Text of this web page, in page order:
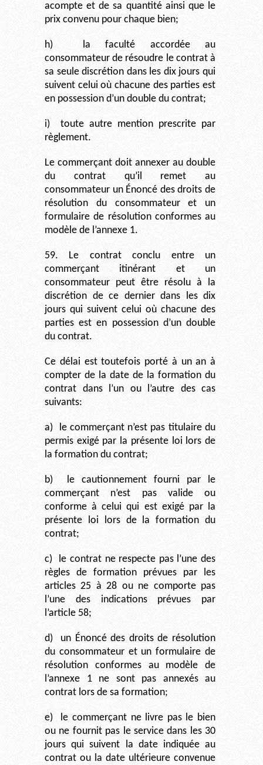
acompte et de sa quantité ainsi que le
prix convenu pour chaque bien;
h)
la faculté accordée au
consommateur de résoudre le contrat à
sa seule discrétion dans les dix jours qui
suivent celui où chacune des parties est
en possession d’un double du contrat;
i)
toute autre mention prescrite par
règlement.
Le commerçant doit annexer au double
du contrat qu’il remet au
consommateur un Énoncé des droits de
résolution du consommateur et un
formulaire de résolution conformes au
modèle de l’annexe 1.
59. Le contrat conclu entre un
commerçant itinérant et un
consommateur peut être résolu à la
discrétion de ce dernier dans les dix
jours qui suivent celui où chacune des
parties est en possession d’un double
du contrat.
Ce délai est toutefois porté à un an à
compter de la date de la formation du
contrat dans l’un ou l’autre des cas
suivants:
a)
le commerçant n’est pas titulaire du
permis exigé par la présente loi lors de
la formation du contrat;
b)
le cautionnement fourni par le
commerçant n’est pas valide ou
conforme à celui qui est exigé par la
présente loi lors de la formation du
contrat;
c)
le contrat ne respecte pas l’une des
règles de formation prévues par les
articles 25 à 28 ou ne comporte pas
l’une des indications prévues par
l’article 58;
d)
un Énoncé des droits de résolution
du consommateur et un formulaire de
résolution conformes au modèle de
l’annexe 1 ne sont pas annexés au
contrat lors de sa formation;
e)
le commerçant ne livre pas le bien
ou ne fournit pas le service dans les 30
jours qui suivent la date indiquée au
contrat ou la date ultérieure convenue